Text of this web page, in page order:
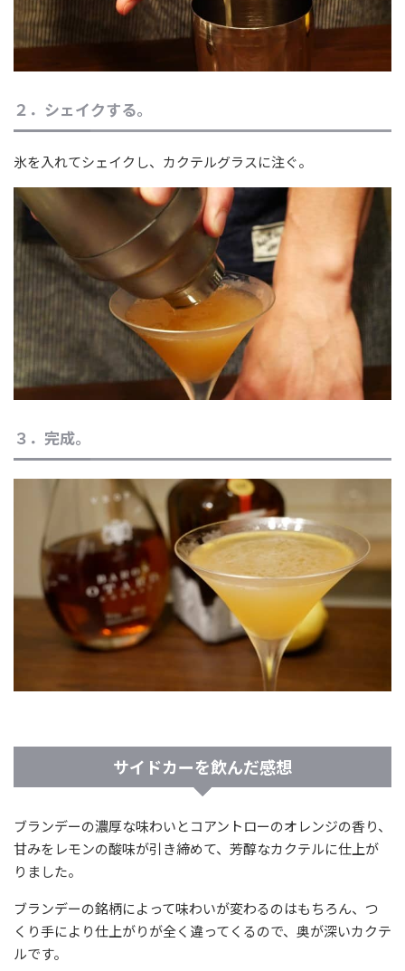
２．シェイクする。
氷を入れてシェイクし、カクテルグラスに注ぐ。
３．完成。
サイドカーを飲んだ感想
ブランデーの濃厚な味わいとコアントローのオレンジの香り、
甘みをレモンの酸味が引き締めて、芳醇なカクテルに仕上が
りました。
ブランデーの銘柄によって味わいが変わるのはもちろん、つ
くり手により仕上がりが全く違ってくるので、奥が深いカクテ
ルです。